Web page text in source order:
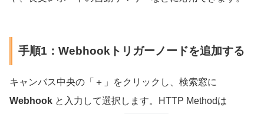
手順1：Webhookトリガーノードを追加する
キャンバス中央の「＋」をクリックし、検索窓に
Webhook と入力して選択します。HTTP Methodは